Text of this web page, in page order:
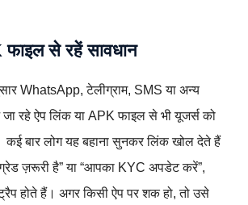
से रहें सावधान
WhatsApp, टेलीग्राम, SMS या अन्य
जा रहे ऐप लिंक या APK फाइल से भी यूजर्स को
कई बार लोग यह बहाना सुनकर लिंक खोल देते हैं
ज़रूरी है” या “आपका KYC अपडेट करें”,
होते हैं। अगर किसी ऐप पर शक हो, तो उसे